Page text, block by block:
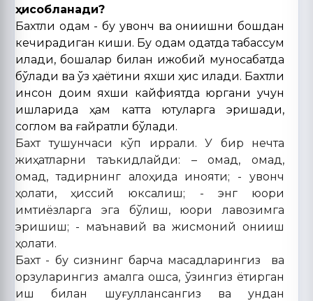
ҳисобланади?
Бахтли одам - бу қувонч ва қониқишни бошдан
кечирадиган киши. Бу одам одатда табассум
қилади, бошқалар билан ижобий муносабатда
бўлади ва ўз ҳаётини яхши ҳис қилади. Бахтли
инсон доим яхши кайфиятда юргани учун
ишларида ҳам катта ютуқларга эришади,
соглом ва ғайратли бўлади.
Бахт тушунчаси кўп қиррали. У бир нечта
жиҳатларни таъкидлайди: – омад, омад,
омад, тақдирнинг алоҳида инояти; - қувонч
ҳолати, ҳиссий юксалиш; - энг юқори
имтиёзларга эга бўлиш, юқори лавозимга
эришиш; - маънавий ва жисмоний қониқиш
ҳолати.
Бахт - бу сизнинг барча мақсадларингиз ва
орзуларингиз амалга ошса, ўзингиз ёқтирган
иш билан шуғуллансангиз ва ундан